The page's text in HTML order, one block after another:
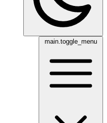
main.toggle_menu